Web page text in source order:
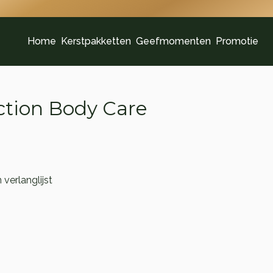
Home Kerstpakketten Geefmomenten Promotie
Body Care
verlanglijst